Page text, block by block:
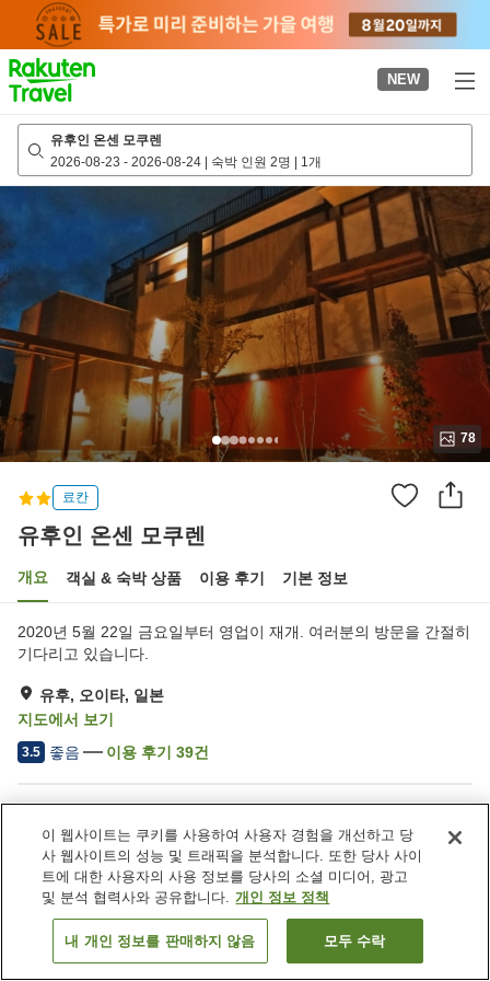
page
NEW
유후인 온센 모쿠렌
2026-08-23 - 2026-08-24 | 숙박 인원 2명 | 1개
78
료칸
유후인 온센 모쿠렌
개요 객실 & 숙박 상품 이용 후기 기본 정보
2020년 5월 22일 금요일부터 영업이 재개. 여러분의 방문을 간절히
기다리고 있습니다.
유후, 오이타, 일본
지도에서 보기
3.5 좋음 이용 후기 39건
주차장
자동판매기
노천탕 (온천)
대욕장 (온천)
객실 보기
이 웹사이트는 쿠키를 사용하여 사용자 경험을 개선하고 당
사 웹사이트의 성능 및 트래픽을 분석합니다. 또한 당사 사이
트에 대한 사용자의 사용 정보를 당사의 소셜 미디어, 광고
및 분석 협력사와 공유합니다. 개인 정보 정책
내 개인 정보를 판매하지 않음 모두 수락